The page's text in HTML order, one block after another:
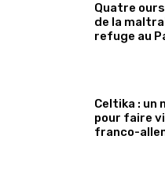
Quatre
de la
refuge au
Celtika : un
pour faire
franco-